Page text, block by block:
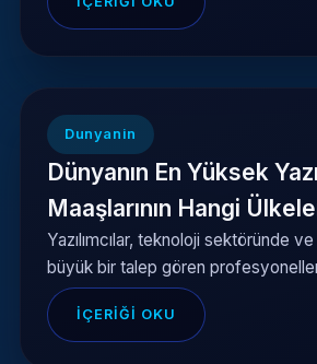
Dunyanin
Dünyanın En Yüksek
Maaşlarının Hangi
Yazılımcılar, teknoloji sektöründe
büyük bir talep gören
İÇERIĞI OKU